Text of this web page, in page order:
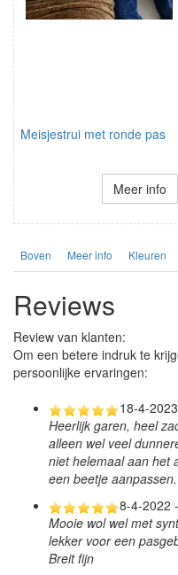
Meisjestrui met ronde pas
Meer info
Boven Meer info Kleuren
Reviews
Review van klanten:
Om een betere indruk te
persoonlijke ervaringen:
18-4-
Heerlijk garen, heel
alleen wel veel
niet helemaal aan het
een beetje aanpassen.
8-4-2022
Mooie wol wel met
lekker voor een
Breit fijn